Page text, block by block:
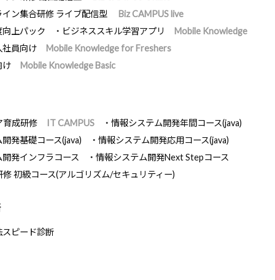
ン集合研修 ライブ配信型
Biz CAMPUS live
向上パック
ビジネススキル学習アプリ
Mobile Knowledge
社員向け
Mobile Knowledge for Freshers
け
Mobile Knowledge Basic
育成研修 IT CAMPUS
情報システム開発年間コース(java)
発基礎コース(java)
情報システム開発応用コース(java)
発インフラコース
情報システム開発Next Stepコース
初級コース(アルゴリズム/セキュリティー)
スピード診断